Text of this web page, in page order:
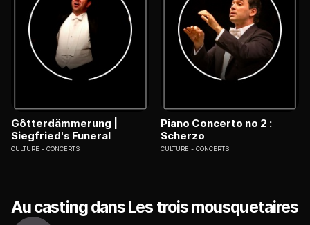
Gôtterdämmerung |
Siegfried's Funeral
CULTURE CONCERTS
Piano Concerto no 2 :
Scherzo
CULTURE CONCERTS
Au casting dans Les trois mousquetaires